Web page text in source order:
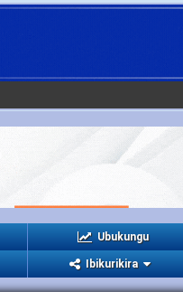
Ubukungu
Ibikurikira